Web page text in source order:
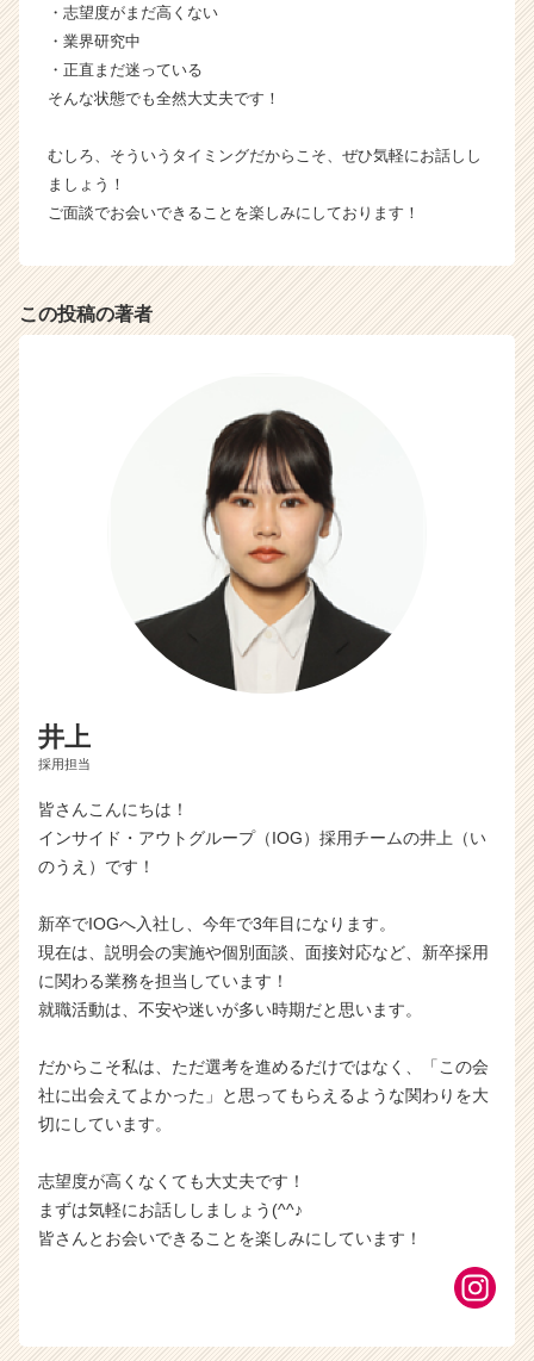
・志望度がまだ高くない
・業界研究中
・正直まだ迷っている
そんな状態でも全然大丈夫です！
むしろ、そういうタイミングだからこそ、ぜひ気軽にお話しし
ましょう！
ご面談でお会いできることを楽しみにしております！
この投稿の著者
井上
採用担当
皆さんこんにちは！
インサイド・アウトグループ（IOG）採用チームの井上（い
のうえ）です！
新卒でIOGへ入社し、今年で3年目になります。
現在は、説明会の実施や個別面談、面接対応など、新卒採用
に関わる業務を担当しています！
就職活動は、不安や迷いが多い時期だと思います。
だからこそ私は、ただ選考を進めるだけではなく、「この会
社に出会えてよかった」と思ってもらえるような関わりを大
切にしています。
志望度が高くなくても大丈夫です！
まずは気軽にお話ししましょう(^^♪
皆さんとお会いできることを楽しみにしています！